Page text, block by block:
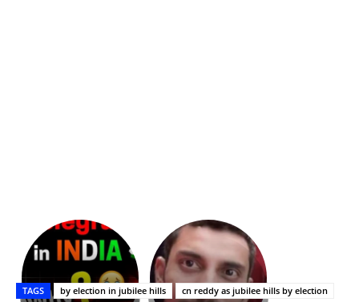
భగవంతుని
ప్రసాదం
తీర్థం..తులసీదళం
లేకుండా
కేజీఎఫ్
సినిమాతో
పాన్
ఇండియా
Upasana:
భర్తపై
రివెంజ్
TAGS by election in jubilee hills
cn reddy as jubilee hills by election